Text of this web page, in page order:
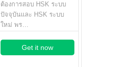
ต้องการสอบ HSK ระบบ
ปัจจุบันและ HSK ระบบ
ใหม่ พร…
Get it now